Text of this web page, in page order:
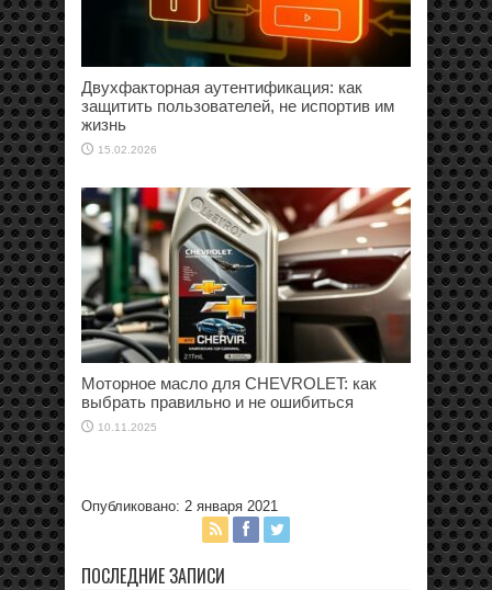
Двухфакторная аутентификация: как
защитить пользователей, не испортив им
жизнь
15.02.2026
Моторное масло для CHEVROLET: как
выбрать правильно и не ошибиться
10.11.2025
Опубликовано: 2 января 2021
ПОСЛЕДНИЕ ЗАПИСИ